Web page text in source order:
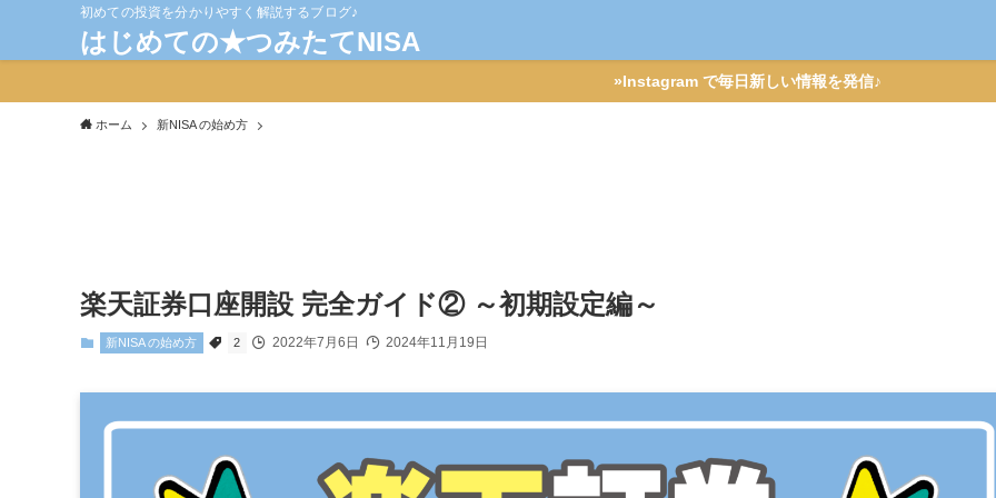
初めての投資を分かりやすく解説するブログ♪
はじめての★つみたてNISA
»Instagram で毎日新しい情報を発信♪
ホーム 新NISA の始め方
楽天証券口座開設 完全ガイド② ～初期設定編～
新NISA の始め方 2 2022年7月6日 2024年11月19日